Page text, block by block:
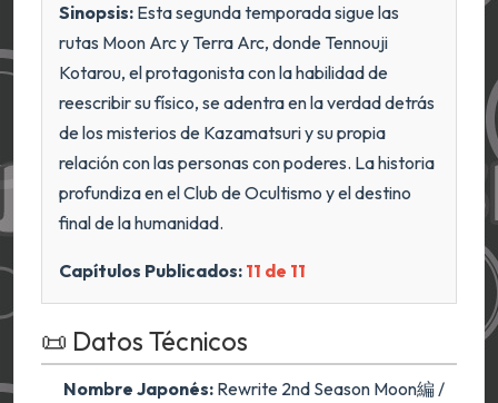
Sinopsis: Esta segunda temporada sigue las
rutas Moon Arc y Terra Arc, donde Tennouji
Kotarou, el protagonista con la habilidad de
reescribir su físico, se adentra en la verdad detrás
de los misterios de Kazamatsuri y su propia
relación con las personas con poderes. La historia
profundiza en el Club de Ocultismo y el destino
final de la humanidad.
Capítulos Publicados: 11 de 11
📜 Datos Técnicos
Nombre Japonés: Rewrite 2nd Season Moon編 /